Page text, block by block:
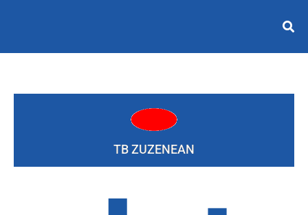
TB ZUZENEAN